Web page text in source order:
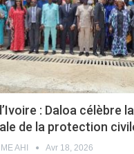
: Daloa célèbre
de la protection
AHI Avr 18, 2026